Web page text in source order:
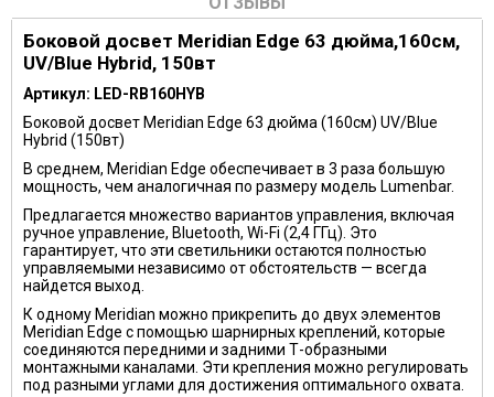
Боковой досвет Meridian Edge 63 дюйма,160см,
UV/Blue Hybrid, 150вт
Артикул: LED-RB160HYB
Боковой досвет Meridian Edge 63 дюйма (160см) UV/Blue
Hybrid (150вт)
В среднем, Meridian Edge обеспечивает в 3 раза большую
мощность, чем аналогичная по размеру модель Lumenbar.
Предлагается множество вариантов управления, включая
ручное управление, Bluetooth, Wi-Fi (2,4 ГГц). Это
гарантирует, что эти светильники остаются полностью
управляемыми независимо от обстоятельств — всегда
найдется выход.
К одному Meridian можно прикрепить до двух элементов
Meridian Edge с помощью шарнирных креплений, которые
соединяются передними и задними Т-образными
монтажными каналами. Эти крепления можно регулировать
под разными углами для достижения оптимального охвата.